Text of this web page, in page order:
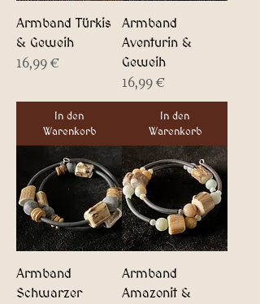
Armband Türkis
& Geweih
Preis
16,99 €
In den
Warenkorb
Armband
Aventurin &
Geweih
Preis
16,99 €
In den
Warenkorb
Armband
Schwarzer
Armband
Amazonit &